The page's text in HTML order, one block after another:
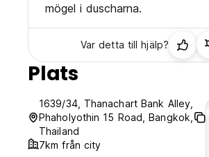
mögel i duscharna.
Var detta till hjälp?
Plats
1639/34, Thanachart Bank Alley,
Phaholyothin 15 Road, Bangkok,
Thailand
7km från city